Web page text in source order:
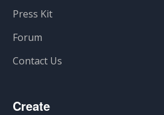
Press Kit
Forum
Contact Us
Create